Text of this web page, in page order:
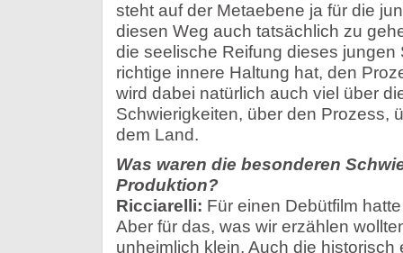
steht auf der Metaebene ja für die
diesen Weg auch tatsächlich zu
die seelische Reifung dieses jungen
richtige innere Haltung hat, den
wird dabei natürlich auch viel über
Schwierigkeiten, über den Prozess,
dem Land.
Was waren die besonderen
Produktion?
Ricciarelli: Für einen Debütfilm
Aber für das, was wir erzählen
unheimlich klein. Auch die historisch